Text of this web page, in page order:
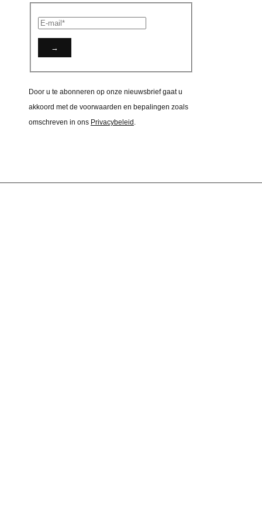
Door u te abonneren op onze nieuwsbrief gaat u
akkoord met de voorwaarden en bepalingen zoals
omschreven in ons Privacybeleid